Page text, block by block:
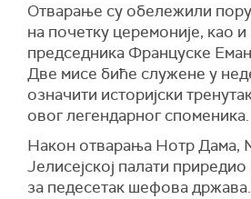
Отварање су обележили
на почетку церемоније, као
председника Француске
Две мисе биће служене у
означити историјски
овог легендарног споменика.
Након отварања Нотр Дама,
Јелисејској палати
за педесетак шефова држава.